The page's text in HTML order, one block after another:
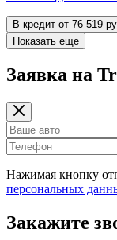
В кредит от 76
Показать еще
Заявка на
Нажимая кнопку
персональных
Закажите